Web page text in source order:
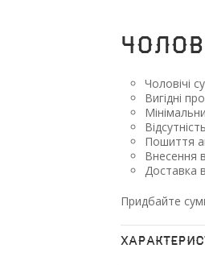
Чоловічі
Вигідні
Пошиття
Внесення
Доставка
Придбайте